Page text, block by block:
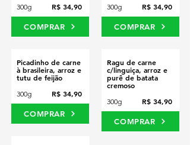
300g R$ 34,90
COMPRAR
Picadinho de carne
à brasileira, arroz e
tutu de feijão
300g R$ 34,90
COMPRAR
300g R$ 34,90
COMPRAR
Ragu de carne
c/linguiça, arroz e
purê de batata
cremoso
300g R$ 34,90
COMPRAR